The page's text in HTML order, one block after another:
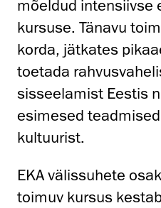
mõeldud intensiivse
kursuse. Tänavu
korda, jätkates
toetada
sisseelamist Eestis
esimesed
kultuurist.
EKA välissuhete
toimuv kursus